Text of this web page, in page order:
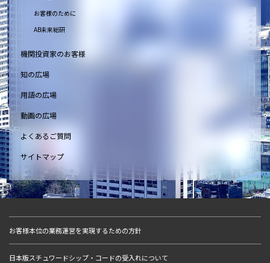
お客様のために
AB未来総研
機関投資家のお客様
知の広場
用語の広場
動画の広場
よくあるご質問
サイトマップ
お客様本位の業務運営を実現するための方針
日本版スチュワードシップ・コードの受入れについて